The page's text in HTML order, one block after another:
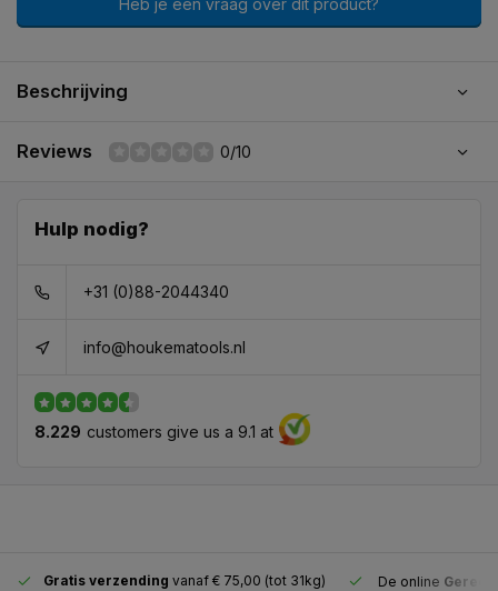
Beschrijving
Reviews 0/10
Hulp nodig?
+31 (0)88-2044340
info@houkematools.nl
8.229 customers give us a 9.1 at
Gratis verzending vanaf € 75,00 (tot 31kg) De online